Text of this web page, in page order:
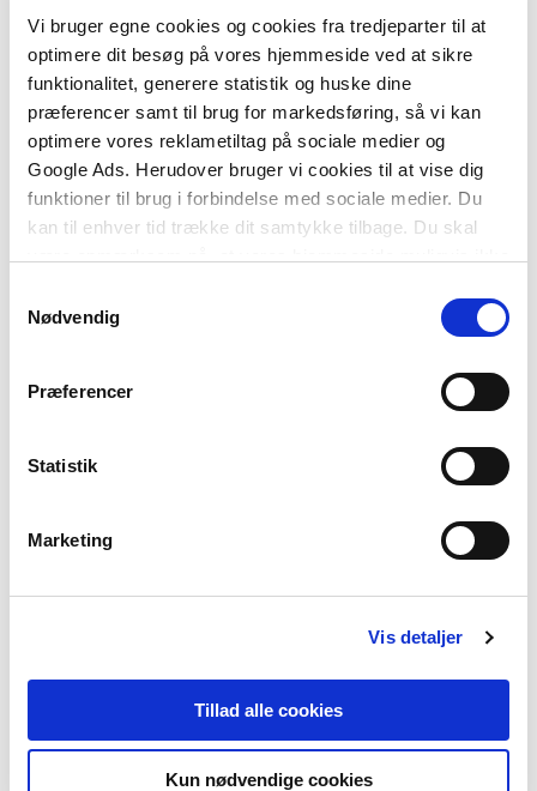
Vi bruger egne cookies og cookies fra tredjeparter til at
optimere dit besøg på vores hjemmeside ved at sikre
funktionalitet, generere statistik og huske dine
præferencer samt til brug for markedsføring, så vi kan
optimere vores reklametiltag på sociale medier og
Google Ads. Herudover bruger vi cookies til at vise dig
funktioner til brug i forbindelse med sociale medier. Du
kan til enhver tid trække dit samtykke tilbage. Du skal
tilbagetrækker et samtykke.
Nødvendig
Præferencer
Statistik
Marketing
Vis detaljer
Tillad alle cookies
Kun nødvendige cookies
Af samme forfatter